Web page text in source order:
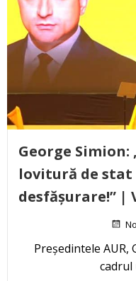
George
lovitură de stat
desfășurare!” |
Președintele AUR,